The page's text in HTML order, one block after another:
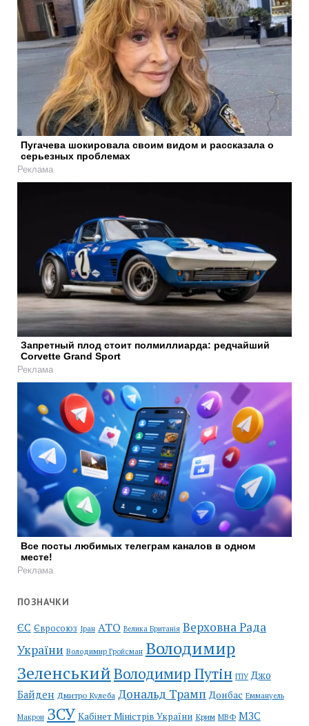
Пугачева шокировала своим видом и рассказала о
серьезных проблемах
Реклама
Запретный плод стоит полмиллиарда: редчайший
Corvette Grand Sport
Реклама
Все посты любимых телеграм каналов в одном
месте!
Реклама
ПОЗНАЧКИ
ЄС Євросоюз Іран АТО Велика Британія Верховна Рада
України Володимир Гройсман Володимир
ЗеленськийВолодимир Путін ГПУ Джо
Байден Дмитро Кулеба Дональд Трамп Донбас Еммануель
Макрон ЗСУ Кабінет Міністрів України Крим МВФ МЗС